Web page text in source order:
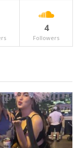
4
Followers